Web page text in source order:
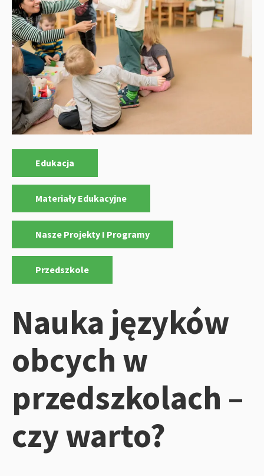
g
e
Edukacja
Materiały Edukacyjne
Nasze Projekty I Programy
Przedszkole
Nauka języków
obcych w
przedszkolach –
czy warto?